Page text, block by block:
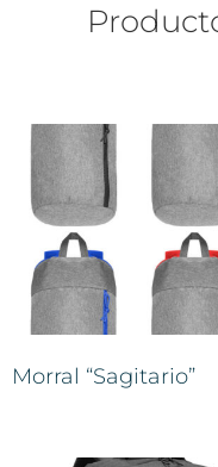
Morral “Sagitario”